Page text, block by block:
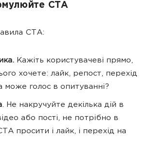
CTA
CTA:
Кажіть користувачеві прямо,
хочете: лайк, репост, перехід
може голос в опитуванні?
. Не накручуйте декілька дій в
або пості, не потрібно в
просити і лайк, і перехід на